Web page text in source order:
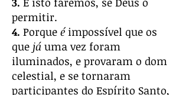
permitir.
4. Porque éimpossível que os
que já uma vez foram
iluminados, e provaram o dom
celestial, e se tornaram
participantes do Espírito Santo,